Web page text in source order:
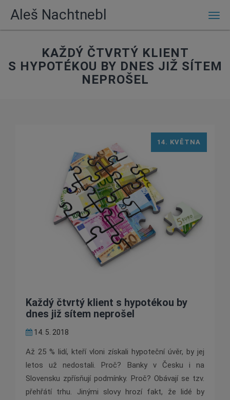
Aleš Nachtnebl
KAŽDÝ ČTVRTÝ KLIENT
S HYPOTÉKOU BY DNES JIŽ SÍTEM
NEPROŠEL
Každý čtvrtý klient s hypotékou by
dnes již sítem neprošel
14. 5. 2018
14. KVĚTNA
Až 25 % lidí, kteří vloni získali hypoteční úvěr, by jej
letos už nedostali. Proč? Banky v Česku i na
Slovensku zpřísňují podmínky. Proč? Obávají se tzv.
přehřátí trhu. Jinými slovy hrozí fakt, že lidé by